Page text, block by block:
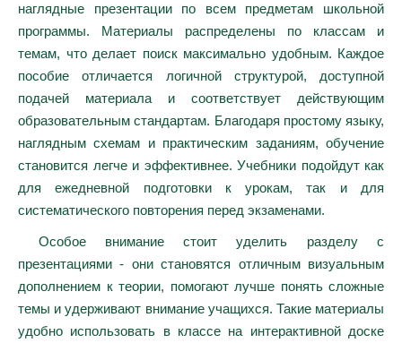
наглядные презентации по всем предметам школьной
программы. Материалы распределены по классам и
темам, что делает поиск максимально удобным. Каждое
пособие отличается логичной структурой, доступной
подачей материала и соответствует действующим
образовательным стандартам. Благодаря простому языку,
наглядным схемам и практическим заданиям, обучение
становится легче и эффективнее. Учебники подойдут как
для ежедневной подготовки к урокам, так и для
систематического повторения перед экзаменами.
Особое внимание стоит уделить разделу с
презентациями - они становятся отличным визуальным
дополнением к теории, помогают лучше понять сложные
темы и удерживают внимание учащихся. Такие материалы
удобно использовать в классе на интерактивной доске